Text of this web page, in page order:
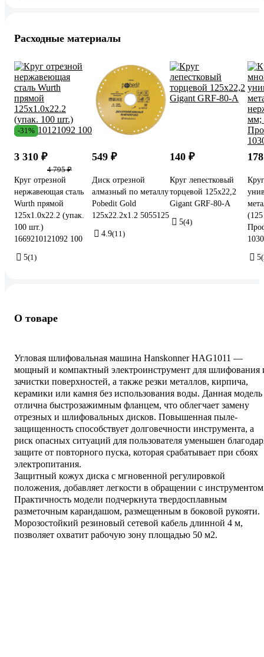
Расходные материалы
-31%
3 310 ₽
4 795 ₽
Круг отрезной
нержавеющая сталь
Wurth прямой
125x1.0x22.2 (упак.
100 шт.)
1669210121092 100
5(1)
549 ₽
Диск отрезной
алмазный по металлу
Pobedit Gold
125x22.2x1.2 5055125
4.9(11)
140 ₽
Круг лепестковый
торцевой 125x22,2
Gigant GRF-80-А
5(4)
5
О товаре
Угловая шлифовальная машина Hanskonner HAG1011 —
мощный и компактный электроинструмент для шлифования
зачистки поверхностей, а также резки металлов, кирпича,
керамики или камня без использования воды. Данная модель
отлична быстрозажимным фланцем, что облегчает замену
отрезных и шлифовальных дисков. Повышенная пыле-
защищенность способствует долговечности инструмента, а
риск опасных ситуаций для пользователя уменьшен
защите от повторного пуска, которая срабатывает при сбоях
электропитания.
Защитный кожух диска с мгновенной регулировкой
положения, добавляет легкости в обращении с
Практичность модели подчеркнута твердосплавным
разметочным карандашом, размещенным в боковой рукояти.
Морозостойкий резиновый сетевой кабель длинной 4 м,
позволяет охватит рабочую зону площадью 50 м2.